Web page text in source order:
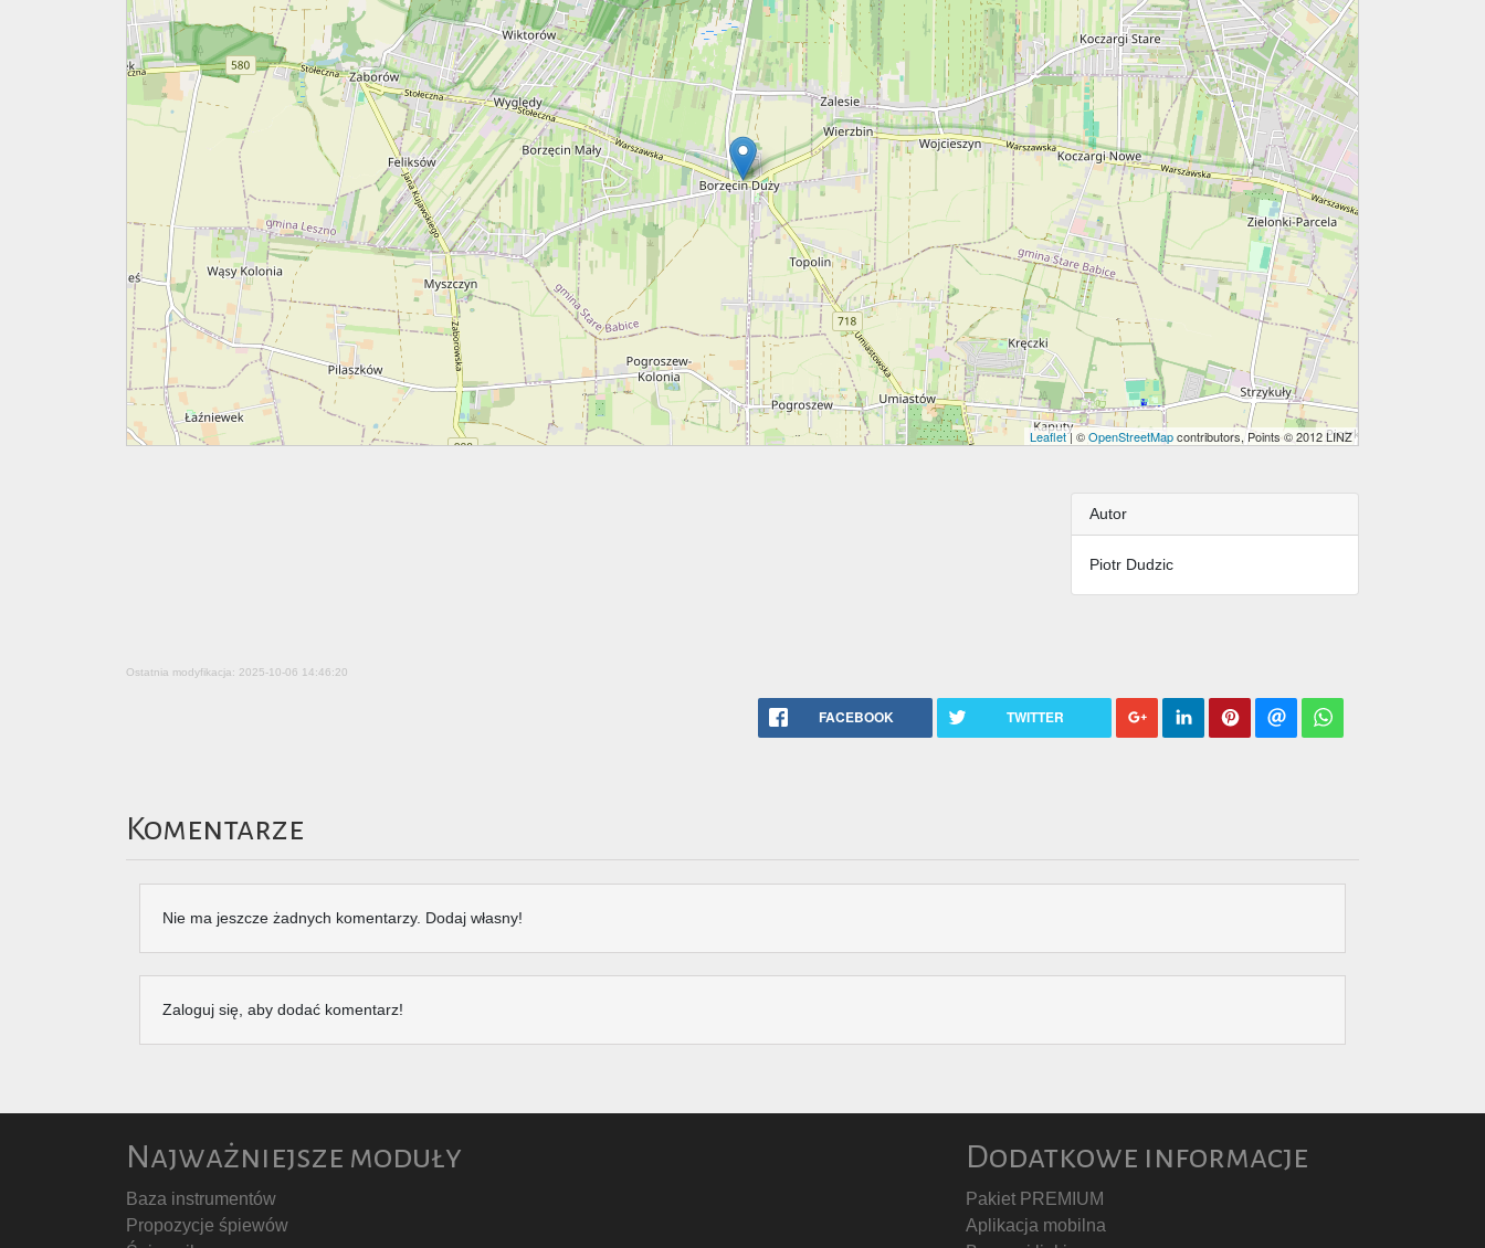
Leaflet| ©OpenStreetMapcontributors, Points © 2012 LINZ
Autor
Piotr Dudzic
Ostatnia modyfikacja: 2025-10-06 14:46:20
FACEBOOK TWITTER
Komentarze
Nie ma jeszcze żadnych komentarzy. Dodaj własny!
Zaloguj się, aby dodać komentarz!
Najważniejsze moduły
Baza instrumentów
Propozycje śpiewów
Dodatkowe informacje
Pakiet PREMIUM
Aplikacja mobilna